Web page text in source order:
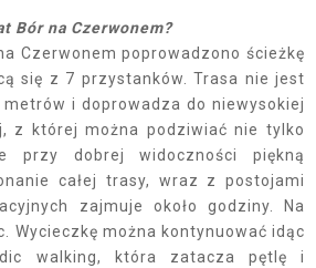
Bór na Czerwonem?
Czerwonem poprowadzono ścieżkę
się z 7 przystanków. Trasa nie jest
metrów i doprowadza do niewysokiej
z której można podziwiać nie tylko
przy dobrej widoczności piękną
całej trasy, wraz z postojami
zajmuje około godziny. Na
Wycieczkę można kontynuować idąc
walking, która zatacza pętlę i